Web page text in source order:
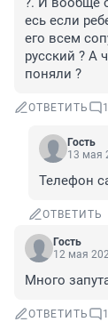
есь если
его всем
русский ? А
поняли ?
ОТВЕТИТЬ 1
Гость
13 мая
Телефон
ОТВЕТИТЬ
Гость
12 мая
Много
ОТВЕТИТЬ 1